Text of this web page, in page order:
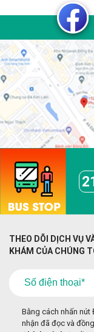
THEO DÕI DỊCH VỤ
KHÁM CỦA CHÚNG
Bằng cách nhấn
nhận đã đọc và